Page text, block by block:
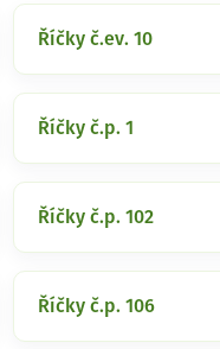
Říčky č.ev. 10
Říčky č.p. 1
Říčky č.p. 102
Říčky č.p. 106